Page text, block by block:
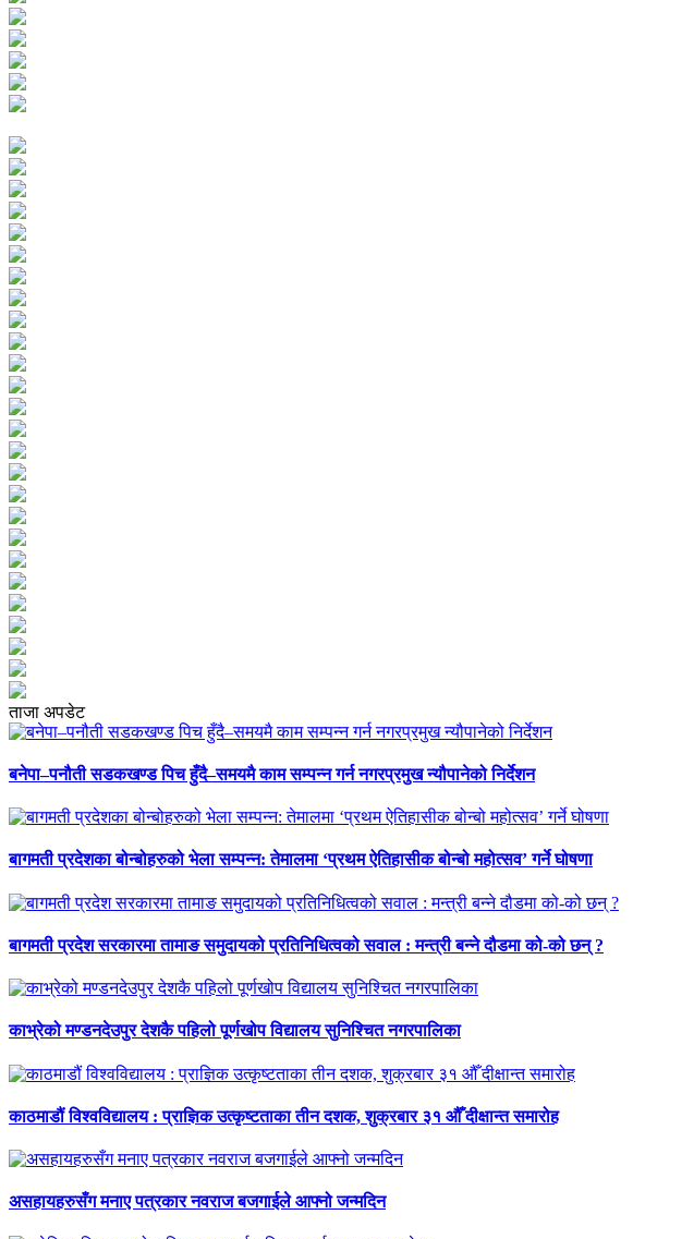
ताजा अपडेट
बनेपा–पनौती सडकखण्ड पिच हुँदै–समयमै काम सम्पन्न गर्न नगरप्रमुख न्यौपानेको निर्देशन
बागमती प्रदेशका बोन्बोहरुको भेला सम्पन्न: तेमालमा ‘प्रथम ऐतिहासीक बोन्बो महोत्सव’ गर्ने घोषणा
बागमती प्रदेश सरकारमा तामाङ समुदायको प्रतिनिधित्वको सवाल : मन्त्री बन्ने दौडमा को‐को छन् ?
काभ्रेको मण्डनदेउपुर देशकै पहिलो पूर्णखोप विद्यालय सुनिश्चित नगरपालिका
काठमाडौं विश्वविद्यालय : प्राज्ञिक उत्कृष्टताका तीन दशक, शुक्रबार ३१ औँ दीक्षान्त समारोह
असहायहरुसँग मनाए पत्रकार नवराज बजगाईले आफ्नो जन्मदिन